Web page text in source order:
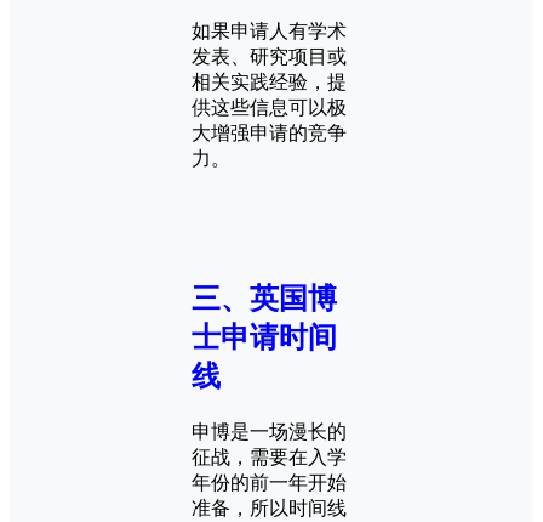
如果申请人有学术
发表、研究项目或
相关实践经验，提
供这些信息可以极
大增强申请的竞争
力。
三、英国博
士申请时间
线
申博是一场漫长的
征战，需要在入学
年份的前一年开始
准备，所以时间线